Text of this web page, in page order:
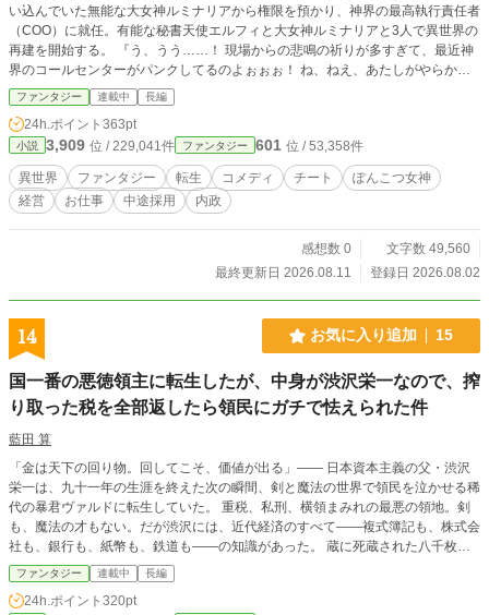
い込んでいた無能な大女神ルミナリアから権限を預かり、神界の最高執行責任者
（COO）に就任。有能な秘書天使エルフィと大女神ルミナリアと3人で異世界の
再建を開始する。 『う、うう……！ 現場からの悲鳴の祈りが多すぎて、最近神
界のコールセンターがパンクしてるのよぉぉぉ！ ね、ねえ、あたしがやらかし
た過去の負債転移者たちをなんとかして頂戴！ あなたを神界の『最高執行責任
者（COO）』に任命するから！』 「……わかったよ。この世界を再建するため
の『全権』と、俺の身の安全を完全に保障するって言うなら、相談に乗ってやら
ないこともない。」 ――経営センスの塊の高校生が、大人(神や勇者）の不祥事
をぶち壊す、爽快お仕事ファンタジー！
ファンタジー 連載中 長編
24h.ポイント 363pt
小説 3,909 位 / 229,041件 ファンタジー 601 位 / 53,358件
異世界 ファンタジー 転生 コメディ チート
ぽんこつ女神
経営
お仕事 中途採用 内政
感想数 0
文字数 49,560
最終更新日 2026.08.11
登録日 2026.08.02
14 お気に入り追加 15
国一番の悪徳領主に転生したが、中身が渋沢栄一なので、搾
り取った税を全部返したら領民にガチで怯えられた件
藍田 算
「金は天下の回り物。回してこそ、価値が出る」—— 日本資本主義の父・渋沢
栄一は、九十一年の生涯を終えた次の瞬間、剣と魔法の世界で領民を泣かせる稀
代の暴君ヴァルドに転生していた。 重税、私刑、横領まみれの最悪の領地。剣
も、魔法の才もない。だが渋沢には、近代経済のすべて——複式簿記も、株式会
社も、銀行も、紙幣も、鉄道も——の知識があった。 蔵に死蔵された八千枚の
金貨も、忘れられた藍の畑も、回せば必ず十が百になる。「何の罠だ」と怯える
領民を前に、汚名を着た老実業家の、二度目の人生が幕を開ける。 道徳なき利
益は、長続きしない。富は、皆で循環させてこそ価値が出る。 ——剣ではなく
ファンタジー 連載中 長編
24h.ポイント 320pt